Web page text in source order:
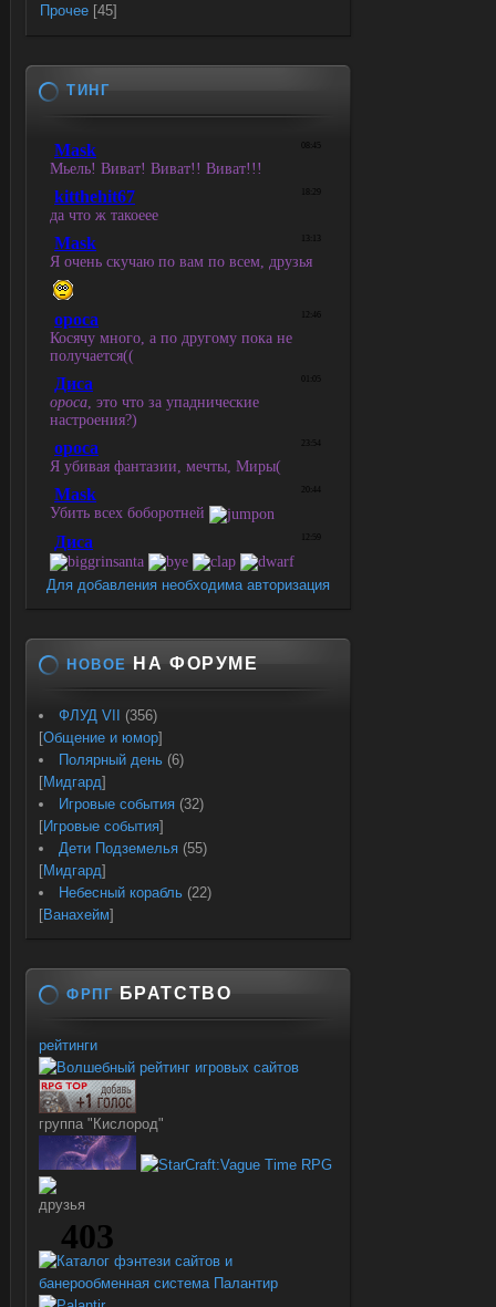
Прочее [45]
ТИНГ
Для добавления необходима авторизация
НОВОЕ НА ФОРУМЕ
ФЛУД VII
(356)
[Общение и юмор]
Полярный день (6)
[Мидгард]
Игровые события (32)
[Игровые события]
Дети Подземелья (55)
[Мидгард]
Небесный корабль (22)
[Ванахейм]
ФРПГ БРАТСТВО
рейтинги
группа "Кислород"
друзья